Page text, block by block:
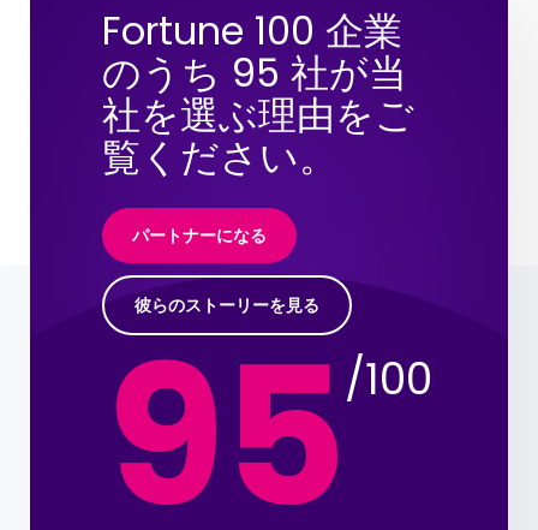
Fortune 100 企業
のうち 95 社が当
社を選ぶ理由をご
覧ください。
パートナーになる
彼らのストーリーを見る
/100
95